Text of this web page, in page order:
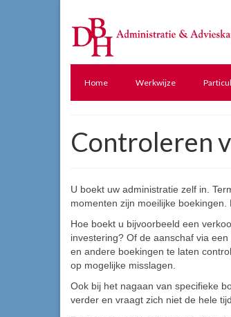
Home Werkwijze
Controleren
U boekt uw administratie zelf in.
momenten zijn moeilijke
Hoe boekt u bijvoorbeeld een
investering? Of de aanschaf via
en andere boekingen te laten
op mogelijke misslagen.
Ook bij het nagaan van specifieke
verder en vraagt zich niet de hele